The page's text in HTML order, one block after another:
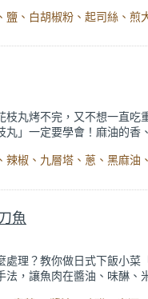
滿滿起司絲，捲起來時還
簡單，只要10分鐘就能完成
枝丸烤不完，又不想一直吃
丸」一定要學會！麻油的香
魚
處理？教你做日式下飯小菜
法，讓魚肉在醬油、味醂、